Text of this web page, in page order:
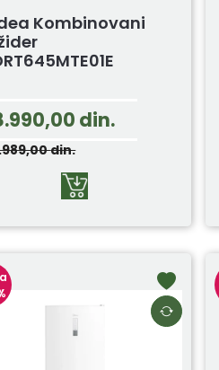
Kombinovani
din.
din.